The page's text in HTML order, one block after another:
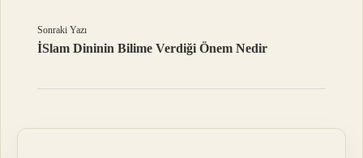
Sonraki Yazı
İSlam Dininin Bilime Verdiği Önem Nedir